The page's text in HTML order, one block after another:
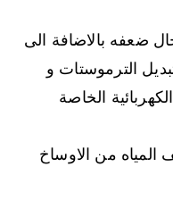
ضعفه بالاضافة الى
الترموستات و
الخاصة
من الاوساخ